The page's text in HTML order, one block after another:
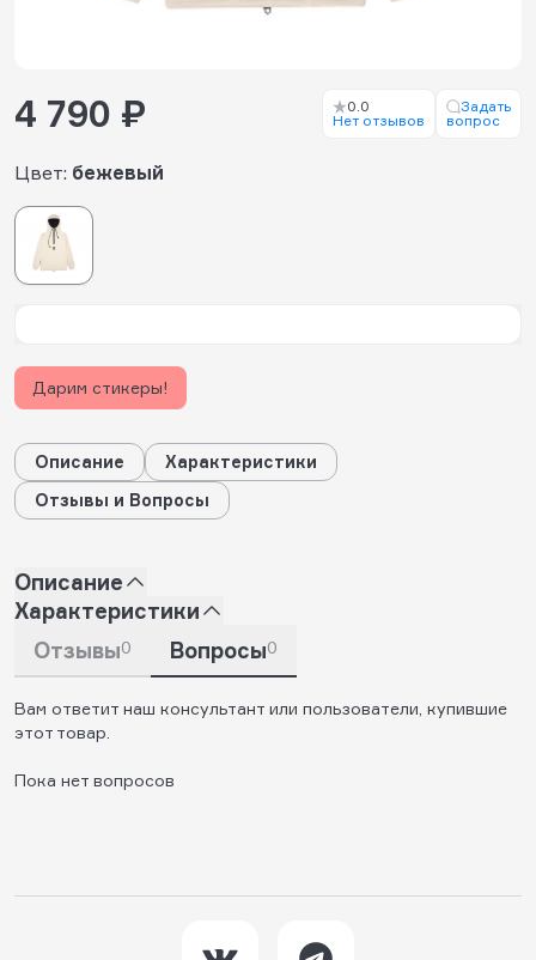
Цвет: бежевый
4 790 ₽
0.0
Нет отзывов
Задать
вопрос
Дарим стикеры!
Описание
Характеристики
Отзывы и Вопросы
Описание
Характеристики
Отзывы0 Вопросы0
Вам ответит наш консультант или пользователи, купившие
этот товар.
Пока нет вопросов